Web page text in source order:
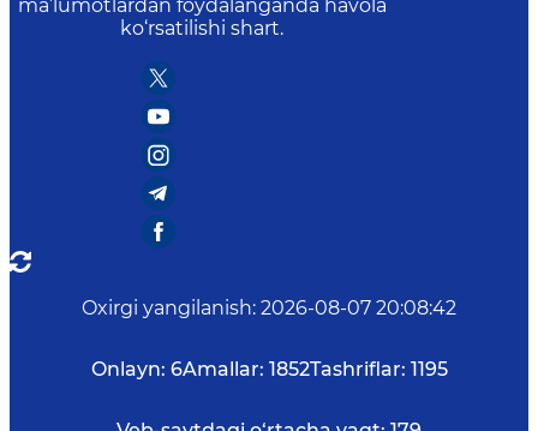
ma’lumotlardan foydalanganda havola
ko‘rsatilishi shart.
Oxirgi yangilanish: 2026-08-07 20:08:42
Onlayn: 6Amallar: 1852Tashriflar: 1195